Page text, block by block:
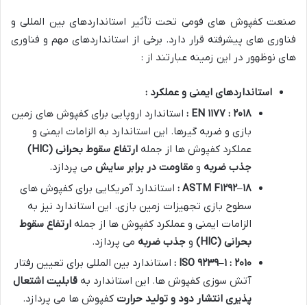
صنعت کفپوش های فومی تحت تأثیر استانداردهای بین المللی و
فناوری های پیشرفته قرار دارد. برخی از استانداردهای مهم و فناوری
های نوظهور در این زمینه عبارتند از :
استانداردهای ایمنی و عملکرد :
EN ۱۱۷۷ : ۲۰۱۸ : استاندارد اروپایی برای کفپوش های زمین
بازی و ضربه گیرها. این استاندارد به الزامات ایمنی و
عملکرد کفپوش ها از جمله ارتفاع سقوط بحرانی (HIC)
جذب ضربه و مقاومت در برابر سایش می پردازد.
ASTM F۱۲۹۲–۱۸ : استاندارد آمریکایی برای کفپوش های
سطوح بازی تجهیزات زمین بازی. این استاندارد نیز به
الزامات ایمنی و عملکرد کفپوش ها از جمله ارتفاع سقوط
بحرانی (HIC) و جذب ضربه می پردازد.
ISO ۹۲۳۹–۱ : ۲۰۱۰ : استاندارد بین المللی برای تعیین رفتار
آتش سوزی کفپوش ها. این استاندارد به قابلیت اشتعال
پذیری انتشار دود و تولید حرارت کفپوش ها می پردازد.